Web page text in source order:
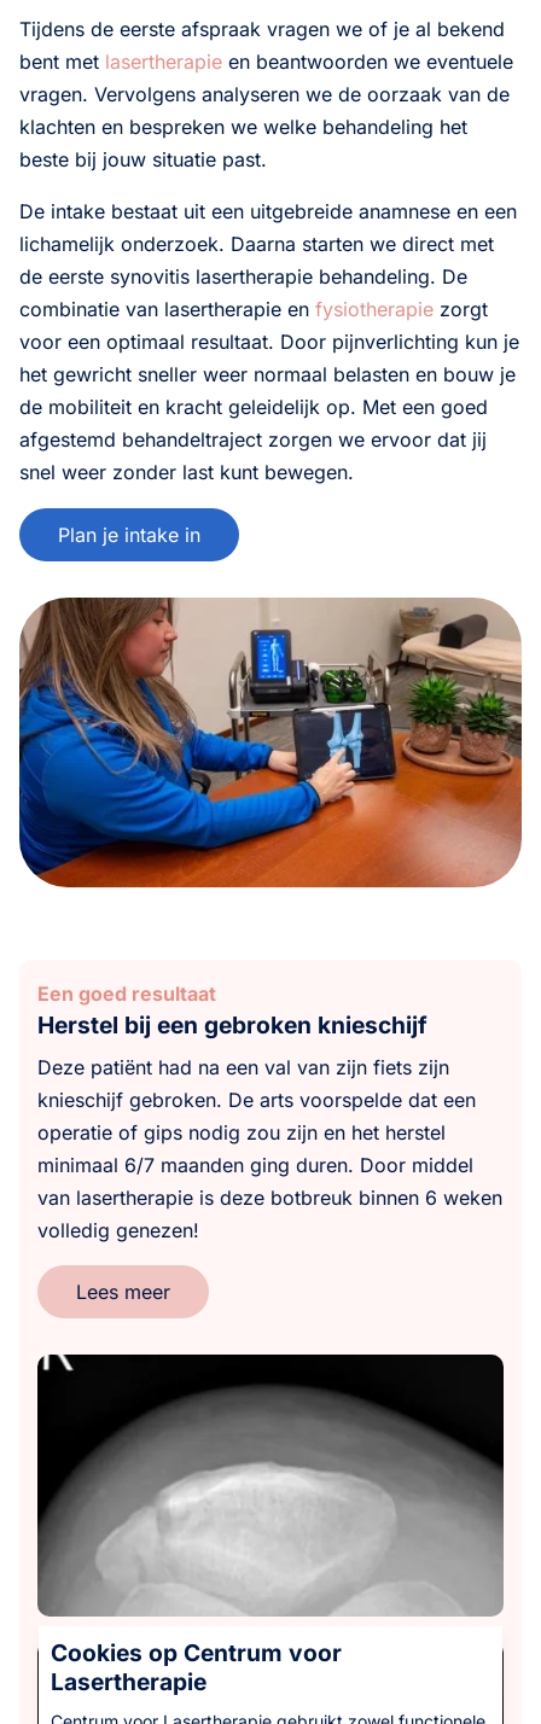
Tijdens de eerste afspraak vragen we of je al bekend
bent met lasertherapie en beantwoorden we eventuele
vragen. Vervolgens analyseren we de oorzaak van de
klachten en bespreken we welke behandeling het
beste bij jouw situatie past.
De intake bestaat uit een uitgebreide anamnese en een
lichamelijk onderzoek. Daarna starten we direct met
de eerste synovitis lasertherapie behandeling. De
combinatie van lasertherapie en fysiotherapie zorgt
voor een optimaal resultaat. Door pijnverlichting kun je
het gewricht sneller weer normaal belasten en bouw je
de mobiliteit en kracht geleidelijk op. Met een goed
afgestemd behandeltraject zorgen we ervoor dat jij
snel weer zonder last kunt bewegen.
Plan je intake in
Een goed resultaat
Herstel bij een gebroken knieschijf
Deze patiënt had na een val van zijn fiets zijn
knieschijf gebroken. De arts voorspelde dat een
operatie of gips nodig zou zijn en het herstel
minimaal 6/7 maanden ging duren. Door middel
van lasertherapie is deze botbreuk binnen 6 weken
volledig genezen!
Lees meer
Cookies op Centrum voor
Lasertherapie